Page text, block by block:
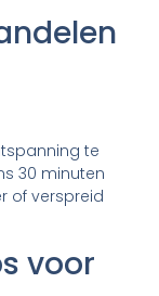
te
30 minuten
of verspreid
voor